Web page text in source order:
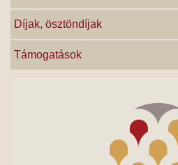
Díjak, ösztöndíjak
Támogatások